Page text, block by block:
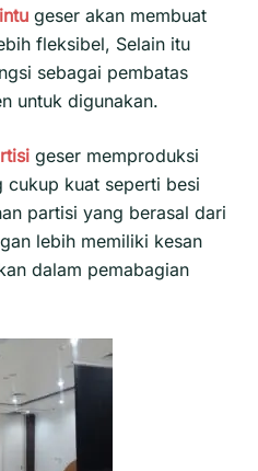
geser akan membuat
fleksibel, Selain itu
sebagai pembatas
untuk digunakan.
geser memproduksi
cukup kuat seperti besi
partisi yang berasal dari
lebih memiliki kesan
dalam pemabagian